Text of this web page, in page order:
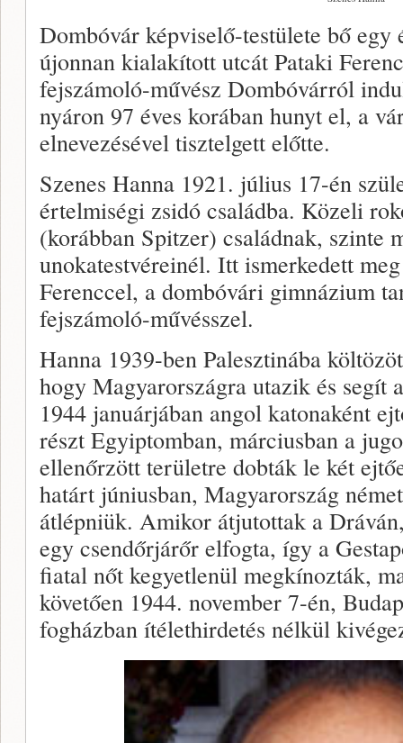
Dombóvár képviselő-testülete bő egy
újonnan kialakított utcát Pataki
fejszámoló-művész Dombóvárról
nyáron 97 éves korában hunyt el, a
elnevezésével tisztelgett előtte.
Szenes Hanna 1921. július 17-én
értelmiségi zsidó családba. Közeli
(korábban Spitzer) családnak, szinte
unokatestvéreinél. Itt ismerkedett
Ferenccel, a dombóvári gimnázium
fejszámoló-művésszel.
Hanna 1939-ben Palesztinába
hogy Magyarországra utazik és segít
1944 januárjában angol katonaként
részt Egyiptomban, márciusban a
ellenőrzött területre dobták le két
határt júniusban, Magyarország
átlépniük. Amikor átjutottak a
egy csendőrjárőr elfogta, így a
fiatal nőt kegyetlenül megkínozták,
követően 1944. november 7-én,
fogházban ítélethirdetés nélkül